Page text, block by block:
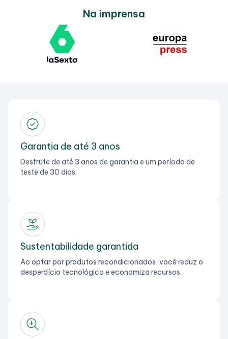
Na imprensa
Garantia de até 3 anos
Desfrute de até 3 anos de garantia e um período de
teste de 30 dias.
Sustentabilidade garantida
Ao optar por produtos recondicionados, você reduz o
desperdício tecnológico e economiza recursos.